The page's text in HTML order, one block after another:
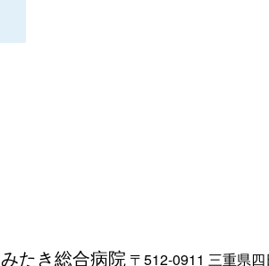
みたき総合病院 〒512-0911 三重県